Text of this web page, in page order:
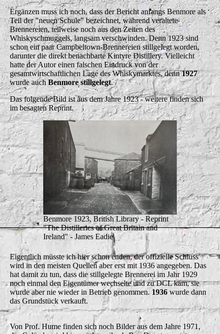
Ergänzen muss ich noch, dass der Bericht anfangs Benmore als
Teil der "neuen Schule" bezeichnet, während veraltete
Brennereien, teilweise noch aus den Zeiten des
Whiskyschmuggels, langsam verschwinden. Denn 1923 sind
schon ein paar Campbeltown-Brennereien stillgelegt worden,
darunter die direkt benachbarte Kintyre Distillery. Vielleicht
hatte der Autor einen falschen Eindruck von der
gesamtwirtschaftlichen Lage des Whiskymarktes, denn1927
wurde auch Benmore stillgelegt.
Das folgende Bild ist aus dem Jahre 1923 - weitere finden sich
im besagten Reprint.
Benmore 1923, British Library - Reprint
"The Distilleries of Great Britain and
Ireland" - James Eadie
Eigentlich müsste ich hier schon enden, der offizielle Schluss
wird in den meisten Quellen aber erst mit 1936 angegeben. Das
hat damit zu tun, dass die stillgelegte Brennerei im Jahr 1929
noch einmal den Eigentümer wechselte und zu DCL kam, sie
wurde aber nie wieder in Betrieb genommen. 1936 wurde dann
das Grundstück verkauft.
Von Prof. Hume finden sich noch Bilder aus dem Jahre 1971,